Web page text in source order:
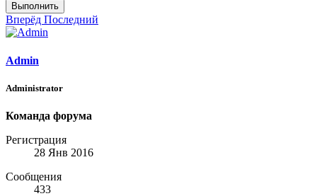
Выполнить
Вперёд Последний
Admin
Administrator
Команда форума
Регистрация
28 Янв 2016
Сообщения
433